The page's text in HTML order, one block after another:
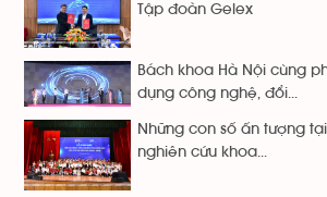
Tập đoàn Gelex
Bách khoa Hà Nội cùng
dụng công nghệ, đổi...
Những con số ấn tượng
nghiên cứu khoa...